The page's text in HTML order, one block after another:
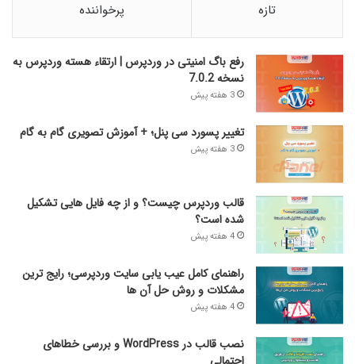
تازه پرخواننده
رفع باگ امنیتی در وردپرس | ارتقاء هسته وردپرس به
نسخه 7.0.2
3 هفته پیش
تغییر پسورد سی پنل؛ + آموزش تصویری گام به گام
3 هفته پیش
قالب وردپرس چیست؟ و از چه فایل­ هایی تشکیل
شده است؟
4 هفته پیش
راهنمای کامل عیب‌ یابی سایت وردپرسی؛ رایج‌ ترین
مشکلات و روش حل آن‌ ها
4 هفته پیش
نصب قالب در WordPress و بررسی خطاهای